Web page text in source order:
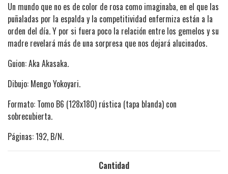
Un mundo que no es de color de rosa como imaginaba, en el que las
puñaladas por la espalda y la competitividad enfermiza están a la
orden del día. Y por si fuera poco la relación entre los gemelos y su
madre revelará más de una sorpresa que nos dejará alucinados.
Guion: Aka Akasaka.
Dibujo: Mengo Yokoyari.
Formato: Tomo B6 (128x180) rústica (tapa blanda) con
sobrecubierta.
Páginas: 192, B/N.
Cantidad